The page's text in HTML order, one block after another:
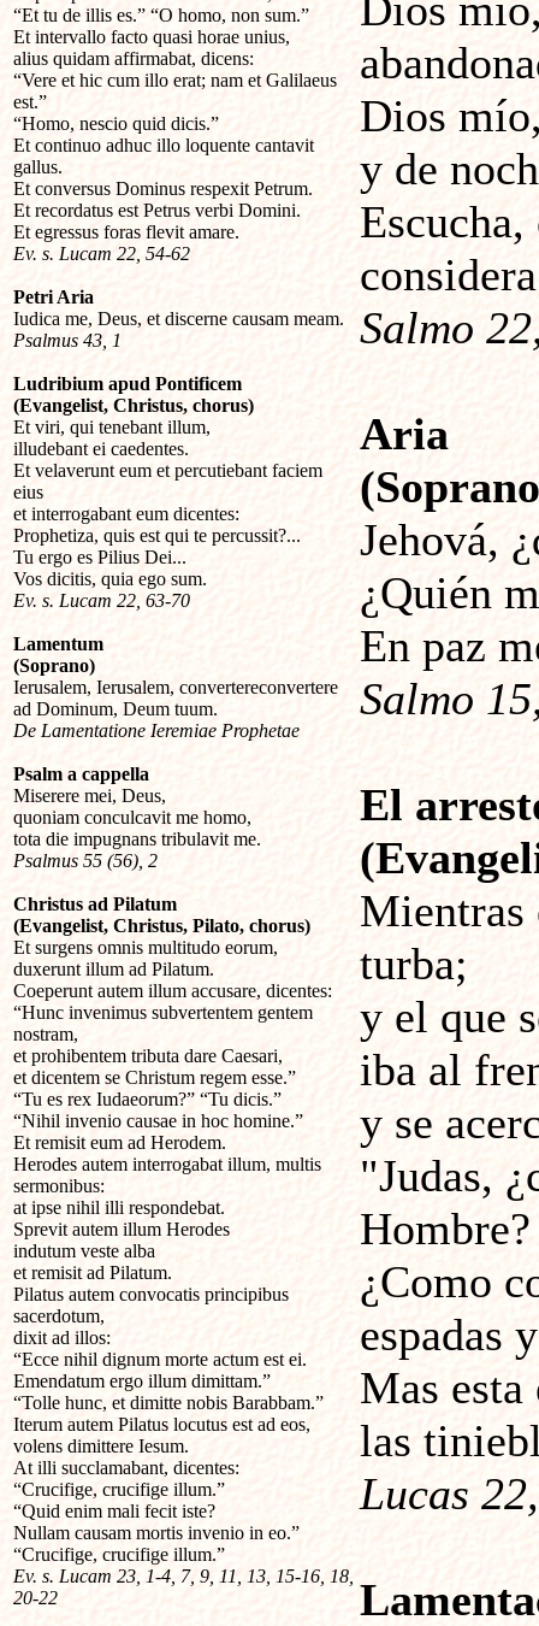
“Et tu de illis es.” “O homo, non sum.”
Et intervallo facto quasi horae unius,
alius quidam affirmabat, dicens:
“Vere et hic cum illo erat; nam et Galilaeus
est.”
“Homo, nescio quid dicis.”
Et continuo adhuc illo loquente cantavit
gallus.
Et conversus Dominus respexit Petrum.
Et recordatus est Petrus verbi Domini.
Et egressus foras flevit amare.
Ev. s. Lucam 22, 54-62
Petri Aria
Iudica me, Deus, et discerne causam meam.
Psalmus 43, 1
Ludribium apud Pontificem
(Evangelist, Christus, chorus)
Et viri, qui tenebant illum,
illudebant ei caedentes.
Et velaverunt eum et percutiebant faciem
eius
et interrogabant eum dicentes:
Prophetiza, quis est qui te percussit?...
Tu ergo es Pilius Dei...
Vos dicitis, quia ego sum.
Ev. s. Lucam 22, 63-70
Lamentum
(Soprano)
Ierusalem, Ierusalem, convertereconvertere
ad Dominum, Deum tuum.
De Lamentatione Ieremiae Prophetae
Psalm a cappella
Miserere mei, Deus,
quoniam conculcavit me homo,
tota die impugnans tribulavit me.
Psalmus 55 (56), 2
Christus ad Pilatum
(Evangelist, Christus, Pilato, chorus)
Et surgens omnis multitudo eorum,
duxerunt illum ad Pilatum.
Coeperunt autem illum accusare, dicentes:
“Hunc invenimus subvertentem gentem
nostram,
et prohibentem tributa dare Caesari,
et dicentem se Christum regem esse.”
“Tu es rex Iudaeorum?” “Tu dicis.”
“Nihil invenio causae in hoc homine.”
Et remisit eum ad Herodem.
Herodes autem interrogabat illum, multis
sermonibus:
at ipse nihil illi respondebat.
Sprevit autem illum Herodes
indutum veste alba
et remisit ad Pilatum.
Pilatus autem convocatis principibus
sacerdotum,
dixit ad illos:
“Ecce nihil dignum morte actum est ei.
Emendatum ergo illum dimittam.”
“Tolle hunc, et dimitte nobis Barabbam.”
Iterum autem Pilatus locutus est ad eos,
volens dimittere Iesum.
At illi succlamabant, dicentes:
“Crucifige, crucifige illum.”
“Quid enim mali fecit iste?
Nullam causam mortis invenio in eo.”
“Crucifige, crucifige illum.”
Ev. s. Lucam 23, 1-4, 7, 9, 11, 13, 15-16, 18,
20-22
Dios
y de
Salmo
Aria
Jehová,
¿Quién
En paz
Salmo
El
Mientras
turba;
y el que
iba al
y se
"Judas,
Hombre?
¿Como
espadas
Mas esta
las
Lucas